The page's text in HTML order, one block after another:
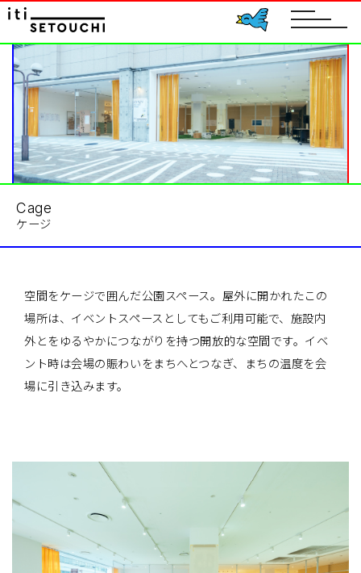
toggle
Cage
ケージ
空間をケージで囲んだ公園スペース。屋外に開かれたこの
場所は、イベントスペースとしてもご利用可能で、施設内
外とをゆるやかにつながりを持つ開放的な空間です。イベ
ント時は会場の賑わいをまちへとつなぎ、まちの温度を会
場に引き込みます。